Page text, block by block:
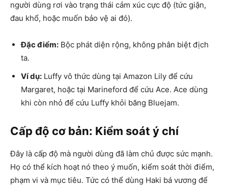
người dùng rơi vào trạng thái cảm xúc cực độ (tức giận,
đau khổ, hoặc muốn bảo vệ ai đó).
Đặc điểm: Bộc phát diện rộng, không phân biệt địch
ta.
Ví dụ: Luffy vô thức dùng tại Amazon Lily để cứu
Margaret, hoặc tại Marineford để cứu Ace. Ace dùng
khi còn nhỏ để cứu Luffy khỏi băng Bluejam.
Cấp độ cơ bản: Kiểm soát ý chí
Đây là cấp độ mà người dùng đã làm chủ được sức mạnh.
Họ có thể kích hoạt nó theo ý muốn, kiểm soát thời điểm,
phạm vi và mục tiêu. Tức có thể dùng Haki bá vương để